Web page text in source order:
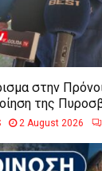
στην
της
2 August 2026